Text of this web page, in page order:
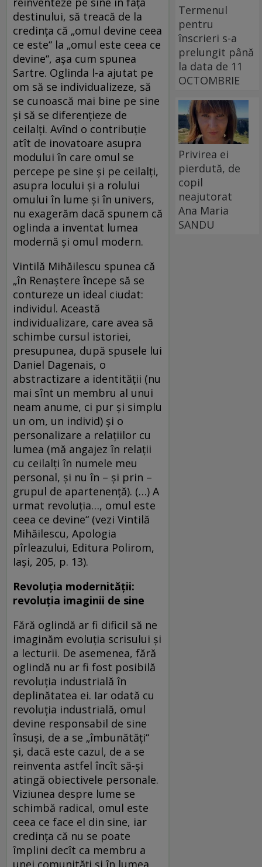
destinului, să treacă de la
credința că „omul devine ceea
ce este“ la „omul este ceea ce
devine“, așa cum spunea
Sartre. Oglinda l-a ajutat pe
om să se individualizeze, să
se cunoască mai bine pe sine
și să se diferențieze de
ceilalți. Avînd o contribuție
atît de inovatoare asupra
modului în care omul se
percepe pe sine și pe ceilalți,
asupra locului și a rolului
omului în lume și în univers,
nu exagerăm dacă spunem că
oglinda a inventat lumea
modernă și omul modern.
Vintilă Mihăilescu spunea că
„în Renaștere începe să se
contureze un ideal ciudat:
individul. Această
individualizare, care avea să
schimbe cursul istoriei,
presupunea, după spusele lui
Daniel Dagenais, o
abstractizare a identității (nu
mai sînt un membru al unui
neam anume, ci pur și simplu
un om, un individ) și o
personalizare a relațiilor cu
lumea (mă angajez în relații
cu ceilalți în numele meu
personal, și nu în – și prin –
grupul de apartenență). (…) A
urmat revoluția…, omul este
ceea ce devine“ (vezi Vintilă
Mihăilescu, Apologia
pîrleazului, Editura Polirom,
Iași, 205, p. 13).
Revoluția modernității:
revoluția imaginii de sine
Fără oglindă ar fi dificil să ne
imaginăm evoluția scrisului și
a lecturii. De asemenea, fără
oglindă nu ar fi fost posibilă
revoluția industrială în
deplinătatea ei. Iar odată cu
revoluția industrială, omul
devine responsabil de sine
însuși, de a se „îmbunătăți“
și, dacă este cazul, de a se
reinventa astfel încît să-și
atingă obiectivele personale.
Viziunea despre lume se
schimbă radical, omul este
ceea ce face el din sine, iar
credința că nu se poate
împlini decît ca membru a
Termenul
pentru
înscrieri s-a
prelungit până
la data de 11
OCTOMBRIE
Privirea ei
pierdută, de
copil
neajutorat
Ana Maria
SANDU